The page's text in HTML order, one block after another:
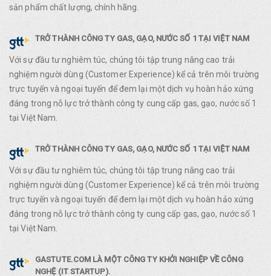
sản phẩm chất lượng, chính hãng.
TRỞ THÀNH CÔNG TY GAS, GẠO, NƯỚC SỐ 1 TẠI VIỆT NAM
Với sự đầu tư nghiêm túc, chúng tôi tập trung nâng cao trải
nghiệm người dùng (Customer Experience) kể cả trên môi trường
trực tuyến và ngoại tuyến để đem lại một dịch vụ hoàn hảo xứng
đáng trong nỗ lực trở thành công ty cung cấp gas, gạo, nước số 1
tại Việt Nam.
TRỞ THÀNH CÔNG TY GAS, GẠO, NƯỚC SỐ 1 TẠI VIỆT NAM
Với sự đầu tư nghiêm túc, chúng tôi tập trung nâng cao trải
nghiệm người dùng (Customer Experience) kể cả trên môi trường
trực tuyến và ngoại tuyến để đem lại một dịch vụ hoàn hảo xứng
đáng trong nỗ lực trở thành công ty cung cấp gas, gạo, nước số 1
tại Việt Nam.
GASTUTE.COM LÀ MỘT CÔNG TY KHỞI NGHIỆP VỀ CÔNG
NGHỆ (IT STARTUP).